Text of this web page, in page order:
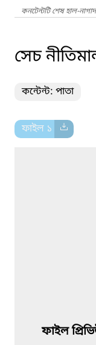
কনটেন্টটি শেষ হাল-
সেচ
কন্টেন্ট: পাতা
ফাইল ১
ফাইল